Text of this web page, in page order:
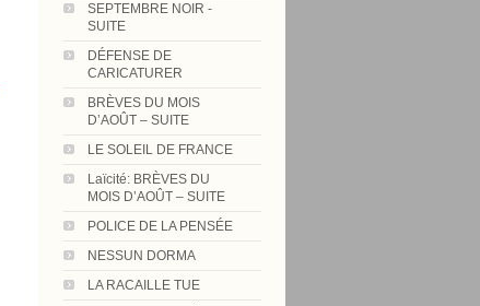
SEPTEMBRE NOIR -
SUITE
DÉFENSE DE
CARICATURER
BRÈVES DU MOIS
D’AOÛT – SUITE
LE SOLEIL DE FRANCE
Laïcité: BRÈVES DU
MOIS D’AOÛT – SUITE
POLICE DE LA PENSÉE
NESSUN DORMA
LA RACAILLE TUE